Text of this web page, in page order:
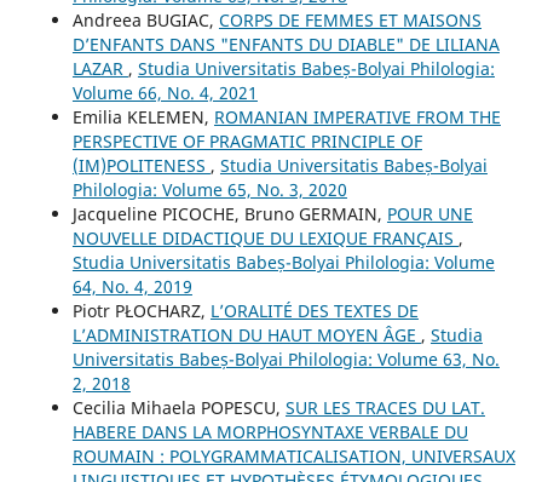
Andreea BUGIAC, CORPS DE FEMMES ET MAISONS
D’ENFANTS DANS "ENFANTS DU DIABLE" DE LILIANA
LAZAR , Studia Universitatis Babeș-Bolyai Philologia:
Volume 66, No. 4, 2021
Emilia KELEMEN, ROMANIAN IMPERATIVE FROM THE
PERSPECTIVE OF PRAGMATIC PRINCIPLE OF
(IM)POLITENESS , Studia Universitatis Babeș-Bolyai
Philologia: Volume 65, No. 3, 2020
Jacqueline PICOCHE, Bruno GERMAIN, POUR UNE
NOUVELLE DIDACTIQUE DU LEXIQUE FRANÇAIS ,
Studia Universitatis Babeș-Bolyai Philologia: Volume
64, No. 4, 2019
Piotr PŁOCHARZ, L’ORALITÉ DES TEXTES DE
L’ADMINISTRATION DU HAUT MOYEN ÂGE , Studia
Universitatis Babeș-Bolyai Philologia: Volume 63, No.
2, 2018
Cecilia Mihaela POPESCU, SUR LES TRACES DU LAT.
HABERE DANS LA MORPHOSYNTAXE VERBALE DU
ROUMAIN : POLYGRAMMATICALISATION, UNIVERSAUX